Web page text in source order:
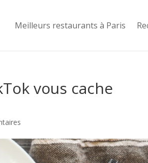
Meilleurs restaurants à Paris
vous cache